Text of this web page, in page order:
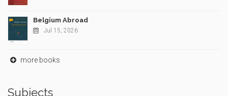
Belgium Abroad
Jul 15, 2026
more books
Subjects